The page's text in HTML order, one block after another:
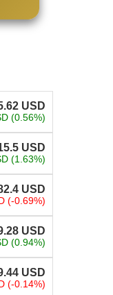
USD
(0.56%)
USD
(1.63%)
USD
(-0.69%)
USD
(0.94%)
USD
(-0.14%)